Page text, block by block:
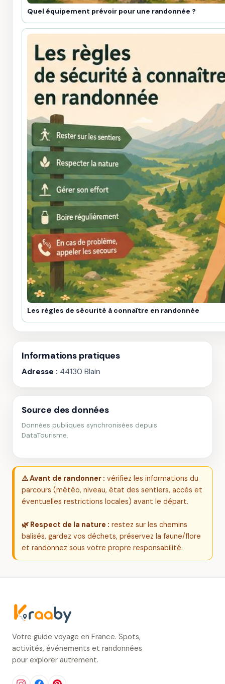
Quel équipement prévoir pour une randonnée ?
Les règles de sécurité à connaître en randonnée
Informations pratiques
Adresse : 44130 Blain
Source des données
Données publiques synchronisées depuis
DataTourisme.
⚠️ Avant de randonner : vérifiez les informations du
parcours (météo, niveau, état des sentiers, accès et
éventuelles restrictions locales) avant le départ.
🌿 Respect de la nature : restez sur les chemins
balisés, gardez vos déchets, préservez la faune/flore
et randonnez sous votre propre responsabilité.
Votre guide voyage en France. Spots,
activités, événements et randonnées
pour explorer autrement.